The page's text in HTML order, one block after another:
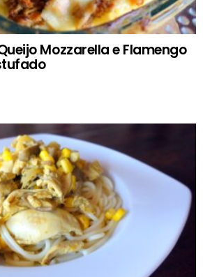
Mozzarella e Flamengo